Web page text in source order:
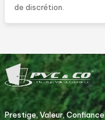
de discrétion.
Prestige, Valeur, Confiance